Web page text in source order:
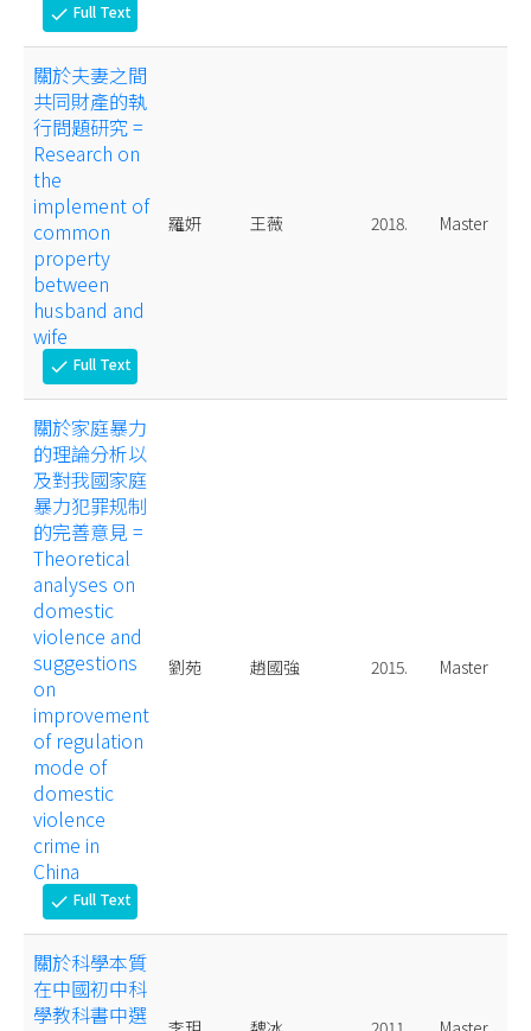
check Full Text
關於夫妻之間
共同財產的執
行問題研究 =
Research on
the
implement of
common
property
between
husband and
wife
check Full Text
羅妍 王薇 2018. Master
關於家庭暴力
的理論分析以
及對我國家庭
暴力犯罪规制
的完善意見 =
Theoretical
analyses on
domestic
violence and
suggestions
on
improvement
of regulation
mode of
domestic
violence
crime in
China
check Full Text
劉苑 趙國強 2015. Master
關於科學本質
在中國初中科
學教科書中選